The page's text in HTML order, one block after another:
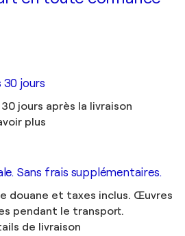
30 jours
jours après la livraison
plus
Sans frais supplémentaires.
douane et taxes inclus. Œuvres
pendant le transport.
de livraison